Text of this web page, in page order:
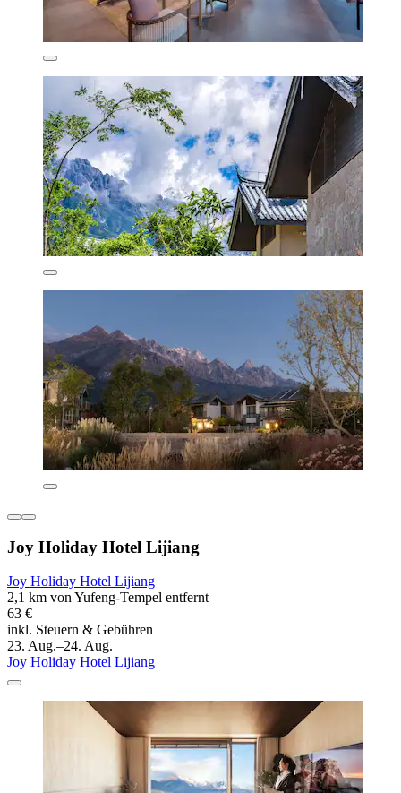
Joy Holiday Hotel Lijiang
Joy Holiday Hotel Lijiang
2,1 km von Yufeng-Tempel entfernt
63 €
inkl. Steuern & Gebühren
23. Aug.–24. Aug.
Joy Holiday Hotel Lijiang